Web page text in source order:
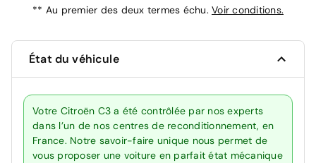
** Au premier des deux termes échu. Voir conditions.
État du véhicule
Votre Citroën C3 a été contrôlée par nos experts
dans l’un de nos centres de reconditionnement, en
France. Notre savoir-faire unique nous permet de
vous proposer une voiture en parfait état mécanique